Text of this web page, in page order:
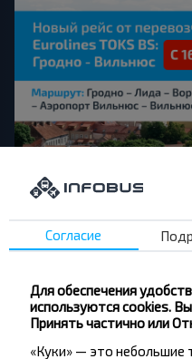
Новый рейс
Аэропорт
16.07
Хорошие новости для
совершают поездки
16 июля 2025 года на
Гродно — Лида —
Согласие
Для обеспечения
используются cookies.
Принять частично или
«Куки» — это небольшие